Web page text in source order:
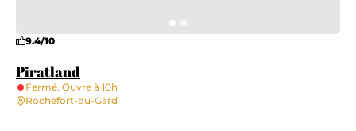
Piratland
9.4/10
Fermé. Ouvre à 10h
Rochefort-du-Gard